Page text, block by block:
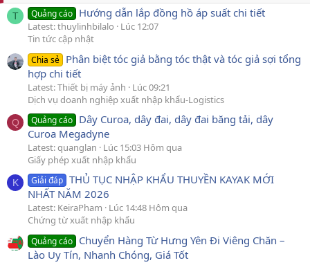
T Quảng cáo Hướng dẫn lắp đồng hồ áp suất chi tiết
Latest: thuylinhbilalo
Lúc 12:07
Tin tức cập nhật
Chia sẻ Phân biệt tóc giả bằng tóc thật và tóc giả sợi tổng
hợp chi tiết
Latest: Thiết bị máy ảnh
Lúc 09:21
Dịch vụ doanh nghiệp xuất nhập khẩu-Logistics
Q Quảng cáo Dây Curoa, dây đai, dây đai băng tải, dây
Curoa Megadyne
Latest: quanglan
Lúc 15:03 Hôm qua
Giấy phép xuất nhập khẩu
K Giải đáp THỦ TỤC NHẬP KHẨU THUYỀN KAYAK MỚI
NHẤT NĂM 2026
Latest: KeiraPham
Lúc 14:48 Hôm qua
Chứng từ xuất nhập khẩu
Quảng cáo Chuyển Hàng Từ Hưng Yên Đi Viêng Chăn –
Lào Uy Tín, Nhanh Chóng, Giá Tốt